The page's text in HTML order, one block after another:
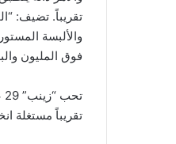
تقريباً. تضيف:
فوق المليون والبلوزة
تقريباً مستغلة